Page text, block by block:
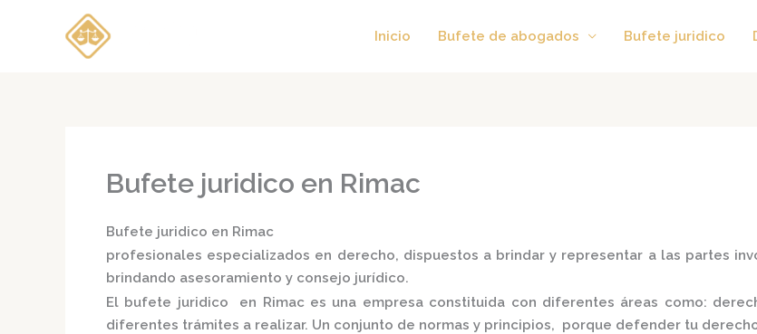
Inicio Bufete de abogados Bufete juridico
Bufete juridico en Rimac
Bufete juridico en Rimac
profesionales especializados en derecho, dispuestos a brindar y representar a las partes
brindando asesoramiento y consejo jurídico.
El bufete juridico en Rimaces una empresa constituida con diferentes áreas como:
diferentes trámites a realizar. Un conjunto de normas y principios, porque defender tu